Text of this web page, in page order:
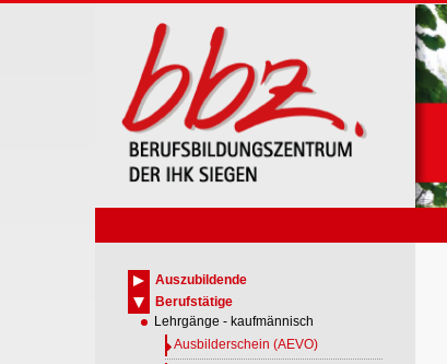
Auszubildende
Berufstätige
Lehrgänge - kaufmännisch
Ausbilderschein (AEVO)